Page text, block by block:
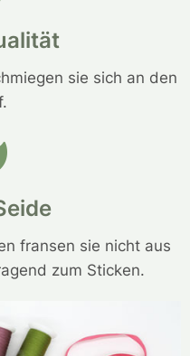
sie sich an den
fransen sie nicht aus
zum Sticken.